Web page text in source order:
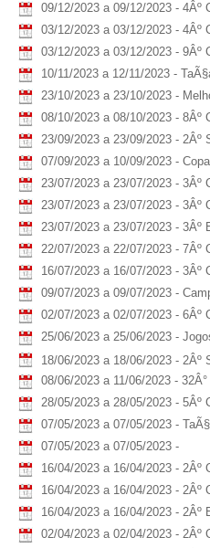
09/12/2023 a 09/12/2023 -
03/12/2023 a 03/12/2023 -
03/12/2023 a 03/12/2023 - 9Âº
10/11/2023 a 12/11/2023 -
23/10/2023 a 23/10/2023 -
08/10/2023 a 08/10/2023 - 8Âº
23/09/2023 a 23/09/2023 -
07/09/2023 a 10/09/2023 -
23/07/2023 a 23/07/2023 - 3Âº
23/07/2023 a 23/07/2023 - 3Âº
23/07/2023 a 23/07/2023 -
22/07/2023 a 22/07/2023 - 7Âº
16/07/2023 a 16/07/2023 -
09/07/2023 a 09/07/2023 -
02/07/2023 a 02/07/2023 - 6Âº
25/06/2023 a 25/06/2023 -
18/06/2023 a 18/06/2023 - 2Âº
08/06/2023 a 11/06/2023 -
28/05/2023 a 28/05/2023 - 5Âº
07/05/2023 a 07/05/2023 -
07/05/2023 a 07/05/2023 -
16/04/2023 a 16/04/2023 - 2Âº
16/04/2023 a 16/04/2023 -
16/04/2023 a 16/04/2023 -
02/04/2023 a 02/04/2023 -